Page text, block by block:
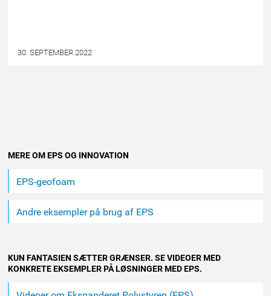
30. SEPTEMBER 2022
Andet
indhold
MERE OM EPS OG INNOVATION
EPS-geofoam
Andre eksempler på brug af EPS
KUN FANTASIEN SÆTTER GRÆNSER. SE VIDEOER MED
KONKRETE EKSEMPLER PÅ LØSNINGER MED EPS.